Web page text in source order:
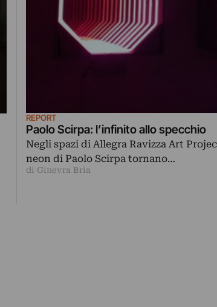
REPORT
Paolo Scirpa: l’infinito allo specchio
Negli spazi di Allegra Ravizza Art
neon di Paolo Scirpa tornano…
di Ginevra Bria